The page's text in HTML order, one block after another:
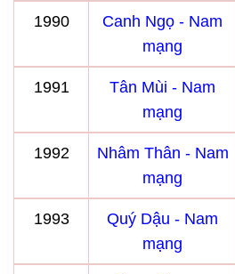
1990
Canh Ngọ - Nam
mạng
1991
Tân Mùi - Nam
mạng
1992
Nhâm Thân - Nam
mạng
1993
Quý Dậu - Nam
mạng